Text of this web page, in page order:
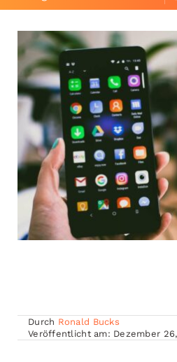
Durch Ronald Bucks
Veröffentlicht am: Dezember